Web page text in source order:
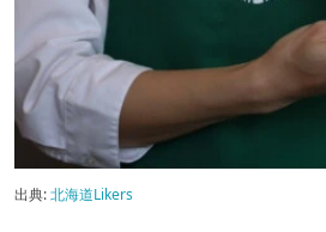
出典:北海道Likers